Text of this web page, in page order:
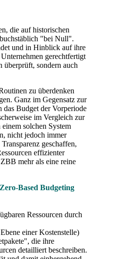
die auf historischen
"bei Null".
und in Hinblick auf ihre
gerechtfertigt
sondern auch
zu überdenken
Ganz im Gegensatz zur
Budget der Vorperiode
im Vergleich zur
solchen System
nicht jedoch immer
geschaffen,
effizienter
mehr als eine reine
Based Budgeting
Ressourcen durch
einer Kostenstelle)
die ihre
detailliert beschreiben.